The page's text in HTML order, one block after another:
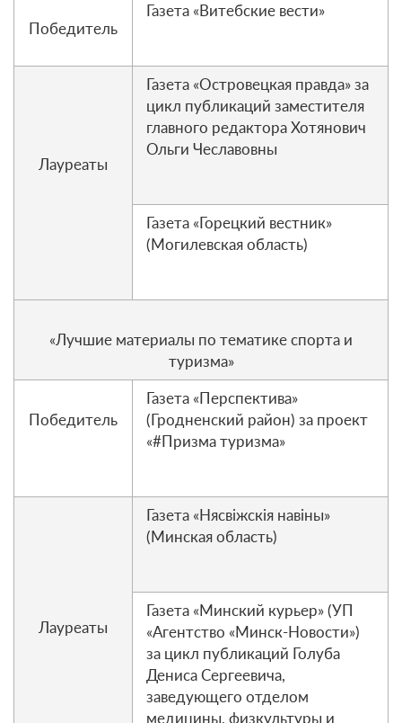
Победитель
Газета «Витебские вести»
Лауреаты
Газета «Островецкая правда» за
цикл публикаций заместителя
главного редактора Хотянович
Ольги Чеславовны
Газета «Горецкий вестник»
(Могилевская область)
«Лучшие материалы по тематике спорта и
туризма»
Победитель
Газета «Перспектива»
(Гродненский район) за проект
«#Призма туризма»
Лауреаты
Газета «Нясвіжскія навіны»
(Минская область)
Газета «Минский курьер» (УП
«Агентство «Минск-Новости»)
за цикл публикаций Голуба
Дениса Сергеевича,
заведующего отделом
медицины, физкультуры и